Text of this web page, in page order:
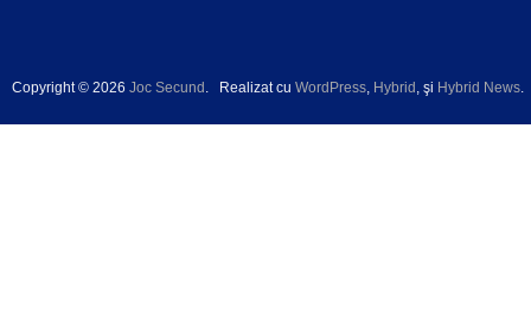
Copyright © 2026 Joc Secund . Realizat cu WordPress, Hybrid , şi Hybrid News.